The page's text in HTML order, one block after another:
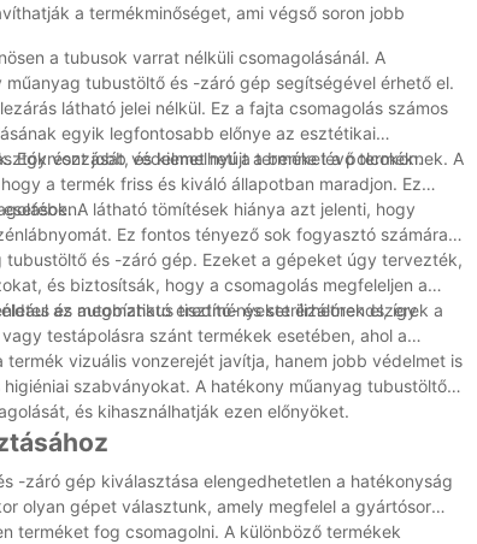
a termékminőséget, ami végső soron jobb
a tubusok varrat nélküli csomagolásánál. A
tubustöltő és -záró gép segítségével érhető el.
látható jelei nélkül. Ez a fajta csomagolás számos
egyik legfontosabb előnye az esztétikai
vonzását, és kiemelheti a terméket a polcokon.
Egyrészt jobb védelmet nyújt a benne lévő terméknek. A
a termék friss és kiváló állapotban maradjon. Ez
A látható tömítések hiánya azt jelenti, hogy
Ez fontos tényező sok fogyasztó számára,
és -záró gép. Ezeket a gépeket úgy tervezték,
és biztosítsák, hogy a csomagolás megfeleljen a
és megbízható eredményeket érhetnek el, így
az automatikus tisztító- és sterilizálórendszerek a
testápolásra szánt termékek esetében, ahol a
vizuális vonzerejét javítja, hanem jobb védelmet is
szabványokat. A hatékony műanyag tubustöltő
és kihasználhatják ezen előnyöket.
-záró gép kiválasztása elengedhetetlen a hatékonyság
olyan gépet választunk, amely megfelel a gyártósor
terméket fog csomagolni. A különböző termékek